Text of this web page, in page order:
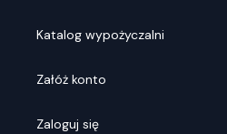
Katalog wypożyczalni
Załóż konto
Zaloguj się